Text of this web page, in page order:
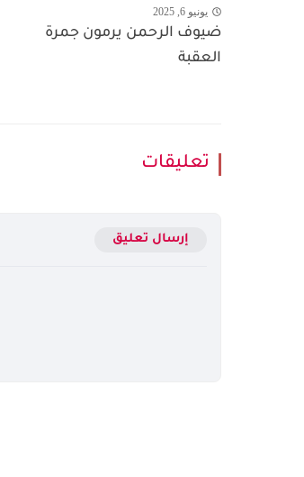
يونيو 6, 2025
ضيوف الرحمن يرمون جمرة
العقبة
تعليقات
إرسال تعليق